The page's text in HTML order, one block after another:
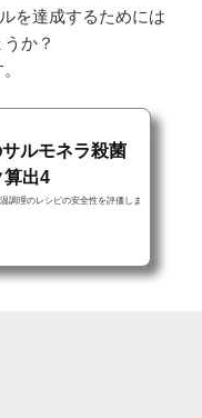
を達成するためには
か？
ルモネラ殺菌
算出4
調理のレシピの安全性を評価しま